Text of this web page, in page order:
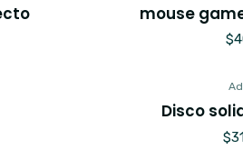
mouse
Disco